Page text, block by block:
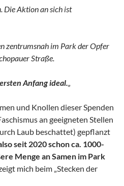
Die Aktion an sich ist
zentrumsnah im Park der Opfer
Straße.
Anfang ideal.„
und Knollen dieser Spenden
an geeigneten Stellen
Laub beschattet) gepflanzt
seit 2020 schon ca. 1000-
Menge an Samen im Park
mich beim „Stecken der